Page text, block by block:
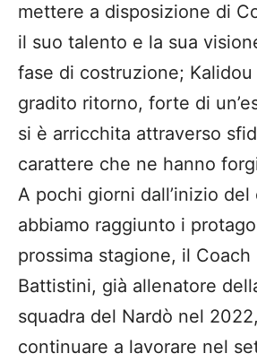
mettere a disposizione di
il suo talento e la sua
fase di costruzione; Kalidou
gradito ritorno, forte di
si è arricchita attraverso
carattere che ne hanno
A pochi giorni dall’inizio del
abbiamo raggiunto i
prossima stagione, il Coach
Battistini, già allenatore
squadra del Nardò nel
continuare a lavorare nel